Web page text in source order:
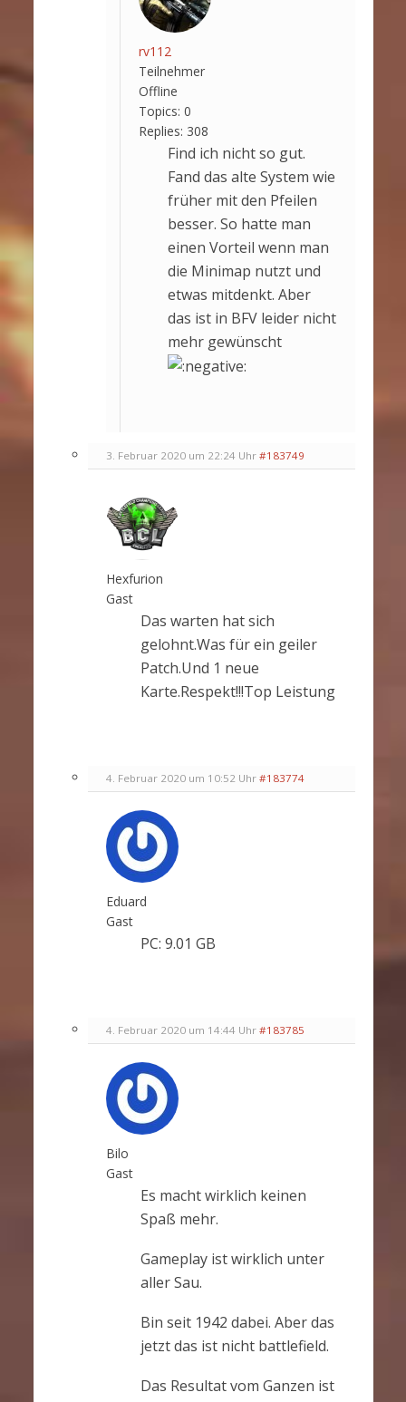
rv112
Teilnehmer
Offline
Topics: 0
Replies: 308
Find ich nicht so gut.
Fand das alte System wie
früher mit den Pfeilen
besser. So hatte man
einen Vorteil wenn man
die Minimap nutzt und
etwas mitdenkt. Aber
das ist in BFV leider nicht
mehr gewünscht
3. Februar 2020 um 22:24 Uhr #183749
Hexfurion
Gast
Das warten hat sich
gelohnt.Was für ein geiler
Patch.Und 1 neue
Karte.Respekt!!!Top Leistung
4. Februar 2020 um 10:52 Uhr #183774
Eduard
Gast
PC: 9.01 GB
4. Februar 2020 um 14:44 Uhr #183785
Bilo
Gast
Es macht wirklich keinen
Spaß mehr.
Gameplay ist wirklich unter
aller Sau.
Bin seit 1942 dabei. Aber das
jetzt das ist nicht battlefield.
Das Resultat vom Ganzen ist